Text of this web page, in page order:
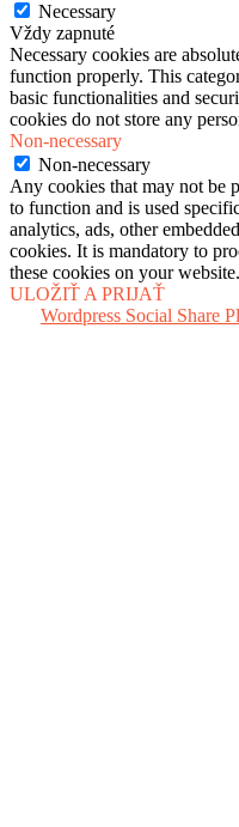
Necessary
Vždy zapnuté
Necessary cookies are
function properly. This
basic functionalities and
cookies do not store any
Non-necessary
Non-necessary
Any cookies that may not be
to function and is used
analytics, ads, other
cookies. It is mandatory to
these cookies on your website.
ULOŽIŤ A PRIJAŤ
Wordpress Social Share